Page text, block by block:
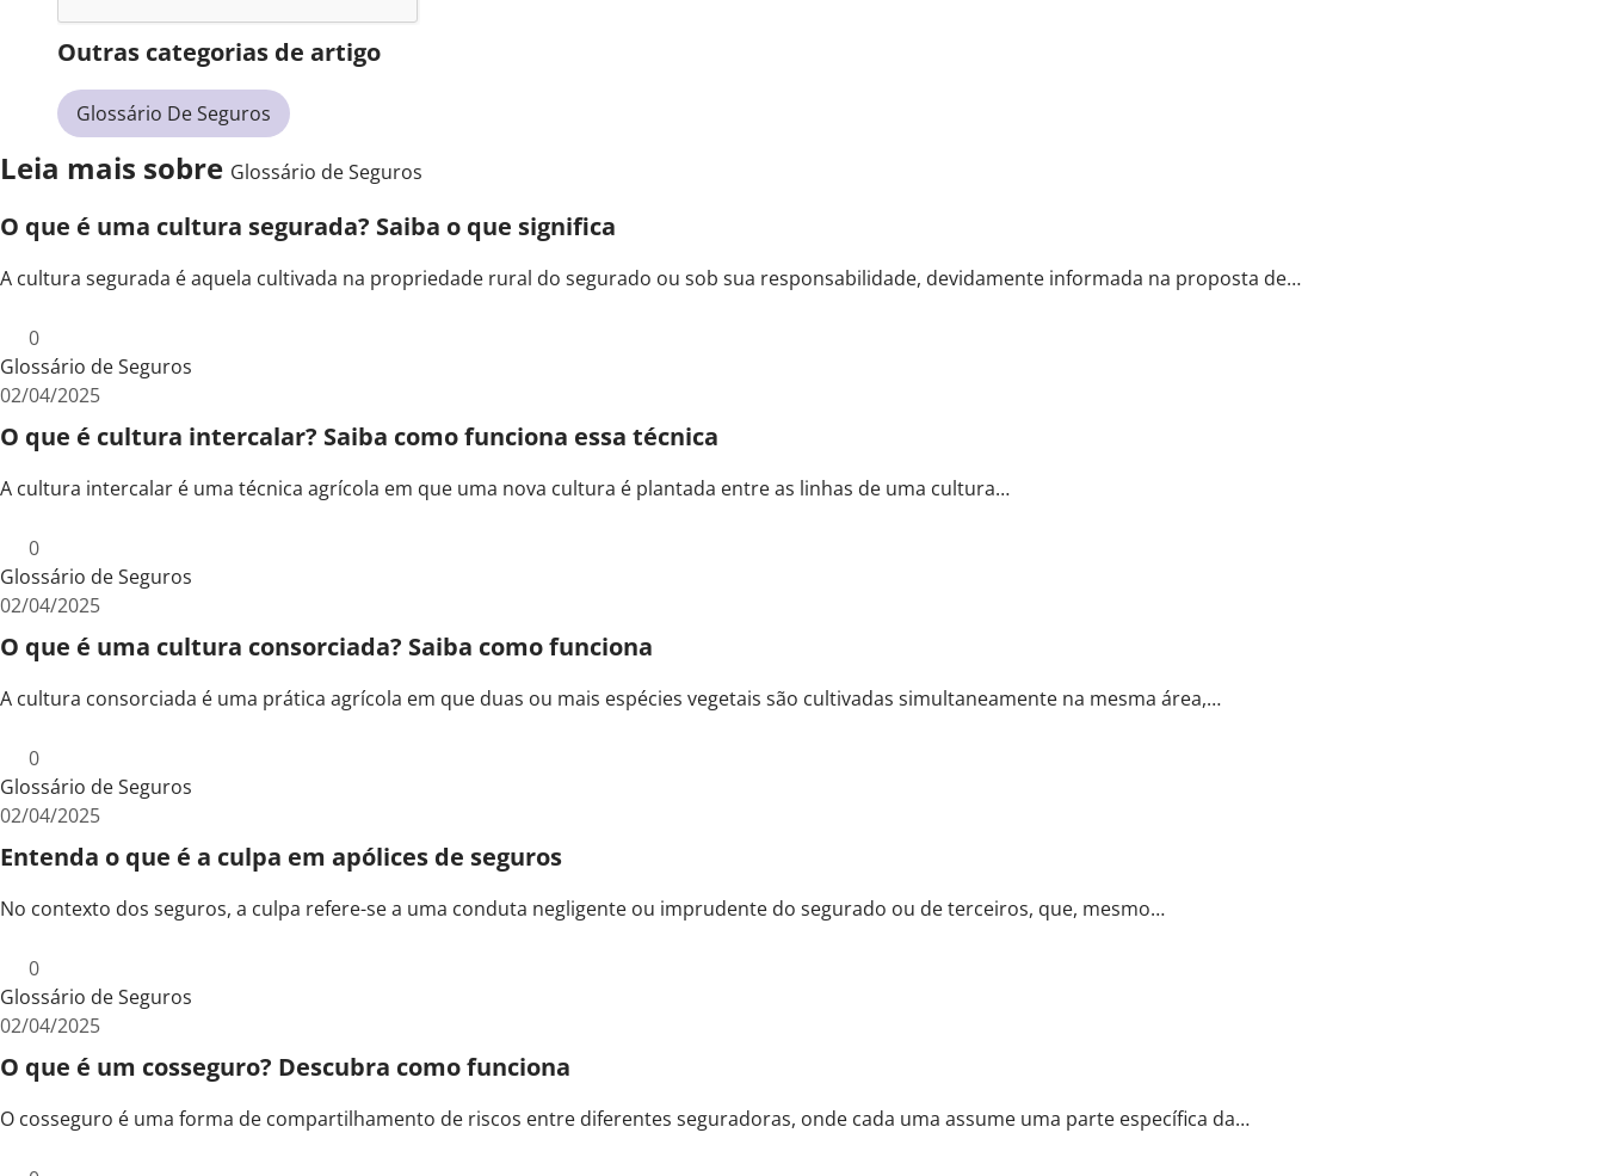
Outras categorias de artigo
Glossário De Seguros
Leia mais sobre Glossário de Seguros
O que é uma cultura segurada? Saiba o que significa
A cultura segurada é aquela cultivada na propriedade rural do segurado ou sob sua responsabilidade, devidamente informada na proposta de…
0
Glossário de Seguros
02/04/2025
O que é cultura intercalar? Saiba como funciona essa técnica
A cultura intercalar é uma técnica agrícola em que uma nova cultura é plantada entre as linhas de uma cultura…
0
Glossário de Seguros
02/04/2025
O que é uma cultura consorciada? Saiba como funciona
A cultura consorciada é uma prática agrícola em que duas ou mais espécies vegetais são cultivadas simultaneamente na mesma área,…
0
Glossário de Seguros
02/04/2025
Entenda o que é a culpa em apólices de seguros
No contexto dos seguros, a culpa refere-se a uma conduta negligente ou imprudente do segurado ou de terceiros, que, mesmo…
0
Glossário de Seguros
02/04/2025
O que é um cosseguro? Descubra como funciona
O cosseguro é uma forma de compartilhamento de riscos entre diferentes seguradoras, onde cada uma assume uma parte específica da…